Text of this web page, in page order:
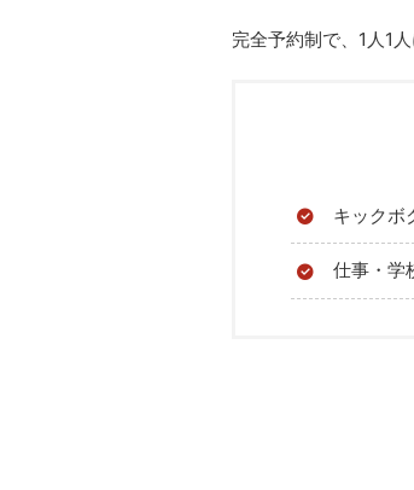
完全予約制で、1人1
キックボ
仕事・学